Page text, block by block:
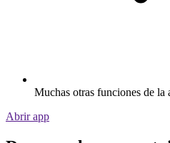
Muchas otras funciones de la
Abrir app